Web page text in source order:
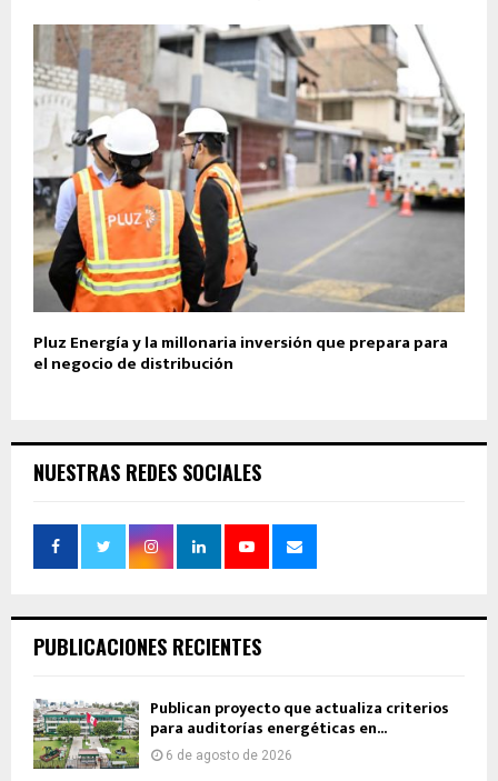
Pluz Energía y la millonaria inversión que prepara para
el negocio de distribución
NUESTRAS REDES SOCIALES
PUBLICACIONES RECIENTES
Publican proyecto que actualiza criterios
para auditorías energéticas en...
6 de agosto de 2026